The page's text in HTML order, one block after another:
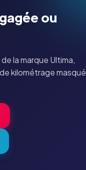
ou
la marque Ultima,
kilométrage masqué